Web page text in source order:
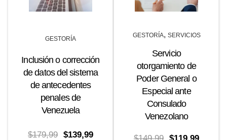
GESTORÍA
Inclusión o corrección
de datos del sistema
de antecedentes
penales de
Venezuela
$179,99 El
$139,99El
GESTORÍA, SERVICIOS
Servicio
otorgamiento de
Poder General o
Especial ante
Consulado
Venezolano
El
El